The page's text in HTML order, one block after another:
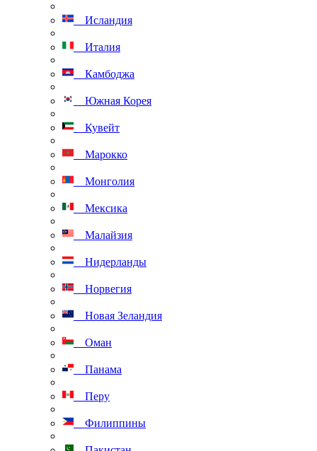
Исландия
Италия
Камбоджа
Южная Корея
Кувейт
Марокко
Монголия
Мексика
Малайзия
Нидерланды
Норвегия
Новая Зеландия
Оман
Панама
Перу
Филиппины